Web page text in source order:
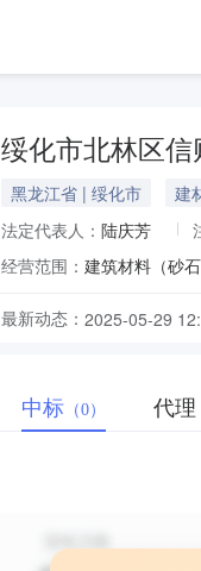
绥化市北林区信
黑龙江省 | 绥化市 建
法定代表人： 陆庆芳
经营范围：
最新动态： 2025-05-29
中标 （0） 代理